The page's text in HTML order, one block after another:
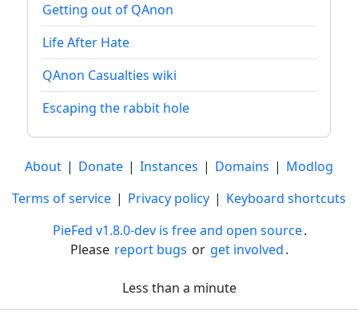
Getting out of QAnon
Life After Hate
QAnon Casualties wiki
Escaping the rabbit hole
About | Donate | Instances | Domains | Modlog
Terms of service | Privacy policy | Keyboard shortcuts
PieFed v1.8.0-dev is free and open source.
Please report bugs or get involved.
Less than a minute